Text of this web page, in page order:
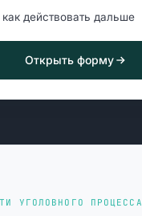
действовать дальше
Открыть форму
УГОЛОВНОГО ПРОЦЕССА